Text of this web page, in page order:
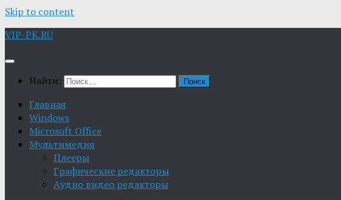
Skip to content
VIP-PK.RU
Найти:
Главная
Windows
Microsoft Office
Мультимедия
Плееры
Графические редакторы
Aудио видео редакторы